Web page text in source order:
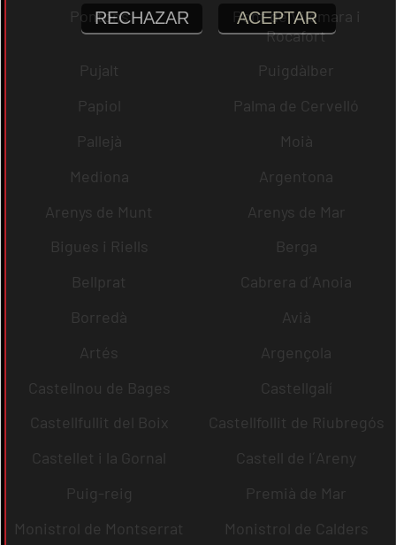
Pontons
Pont de Vilomara i
Rocafort
Pujalt
Puigdàlber
Papiol
Palma de Cervelló
Pallejà
Moià
Mediona
Argentona
Arenys de Munt
Arenys de Mar
Bigues i Riells
Berga
Bellprat
Cabrera d´Anoia
Borredà
Avià
Artés
Argençola
Castellnou de Bages
Castellgalí
Castellfullit del Boix
Castellfollit de Riubregós
Castellet i la Gornal
Castell de l´Areny
Puig-reig
Premià de Mar
Monistrol de Montserrat
Monistrol de Calders
RECHAZAR ACEPTAR